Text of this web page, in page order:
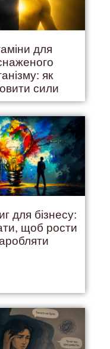
для
як
сили
для бізнесу:
щоб рости